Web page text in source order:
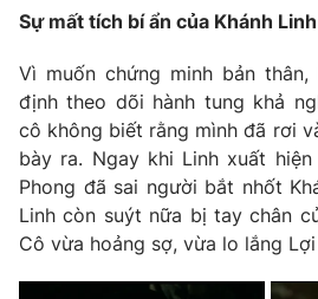
cấp ngày 29/12/2023
Phó Tổng Biên tập: Nguyễn Thị Mỹ
Nguyễn Trọng Ninh
Tổng đài VTV:024.38 355 931 -
Ðiện thoại Thời báo VTV:
024.66 897
Email:
toasoan@vtv.vn
Liên hệ quảng cáo:024-7300.7108
Sự mất tích bí ẩn của Khánh Linh
Vì muốn chứng minh bản thân,
định theo dõi hành tung khả
cô không biết rằng mình đã rơi
bày ra. Ngay khi Linh xuất
Phong đã sai người bắt nhốt
Linh còn suýt nữa bị tay chân
Cô vừa hoảng sợ, vừa lo lắng